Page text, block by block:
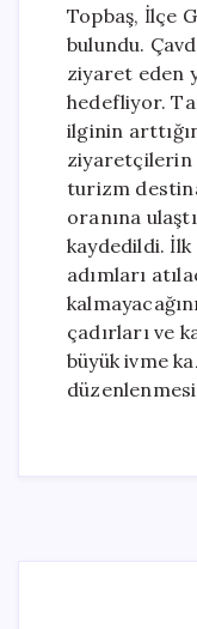
Topbaş, İlçe
bulundu.
ziyaret eden
hedefliyor.
ilginin
ziyaretçilerin
turizm
oranına
kaydedildi.
adımları
çadırları ve
büyük ivme